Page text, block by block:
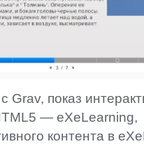
Grav, показ
— eXeLearning,
контента в